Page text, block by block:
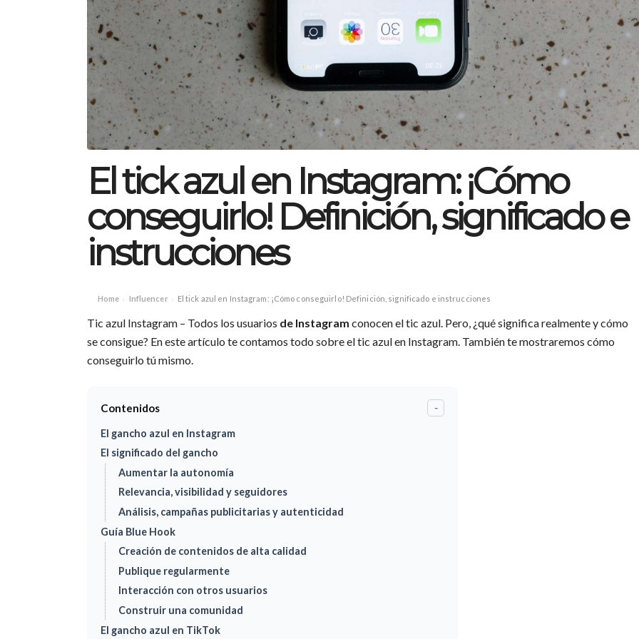
El tick azul en Instagram: ¡Cómo
conseguirlo! Definición, significado e
instrucciones
Home › Influencer › El tick azul en Instagram: ¡Cómo conseguirlo! Definición, significado e instrucciones
Tic azul Instagram – Todos los usuarios de Instagram conocen el tic azul. Pero, ¿qué significa realmente y cómo
se consigue? En este artículo te contamos todo sobre el tic azul en Instagram. También te mostraremos cómo
conseguirlo tú mismo.
Contenidos -
El gancho azul en Instagram
El significado del gancho
Aumentar la autonomía
Relevancia, visibilidad y seguidores
Análisis, campañas publicitarias y autenticidad
Guía Blue Hook
Creación de contenidos de alta calidad
Publique regularmente
Interacción con otros usuarios
Construir una comunidad
El gancho azul en TikTok